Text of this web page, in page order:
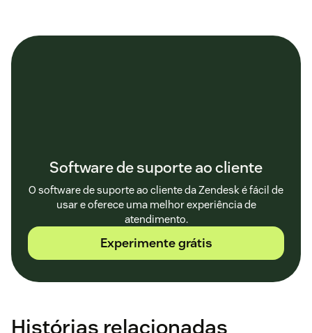
Software de suporte ao cliente
O software de suporte ao cliente da Zendesk é fácil de
usar e oferece uma melhor experiência de
atendimento.
Experimente grátis
Histórias relacionadas